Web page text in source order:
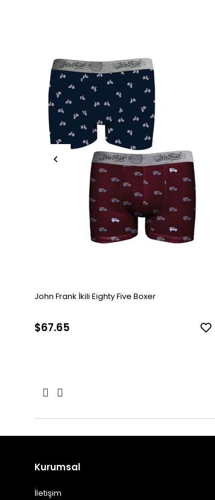
John Frank İkili Eighty Five Boxer
$67.65
Kurumsal
İletişim